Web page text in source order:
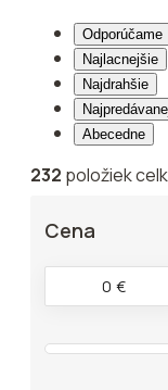
Odporúčame
Najlacnejšie
Najdrahšie
Abecedne
232 položiek
Cena
€
0